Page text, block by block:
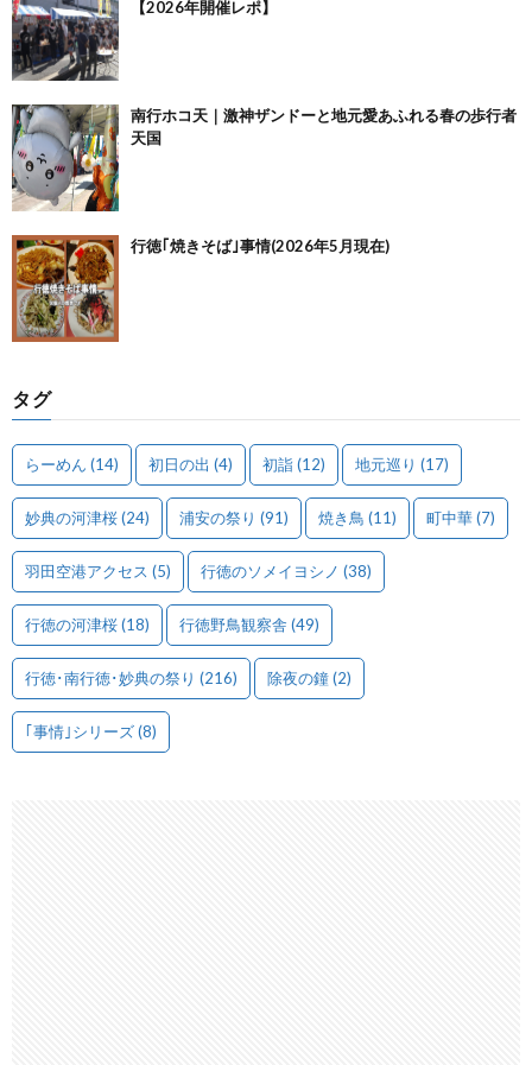
【2026年開催レポ】
南行ホコ天｜激神ザンドーと地元愛あふれる春の歩行者
天国
行徳｢焼きそば｣事情(2026年5月現在)
タグ
らーめん (14) 初日の出 (4) 初詣(12) 地元巡り (17)
妙典の河津桜(24) 浦安の祭り (91) 焼き鳥 (11) 町中華(7)
羽田空港アクセス (5) 行徳のソメイヨシノ (38)
行徳の河津桜(18) 行徳野鳥観察舎 (49)
行徳･南行徳･妙典の祭り (216) 除夜の鐘(2)
｢事情｣シリーズ(8)